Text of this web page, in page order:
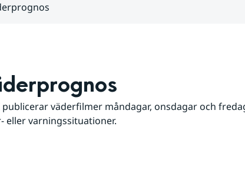
publicerar väderfilmer måndagar, onsdagar och
eller varningssituationer.